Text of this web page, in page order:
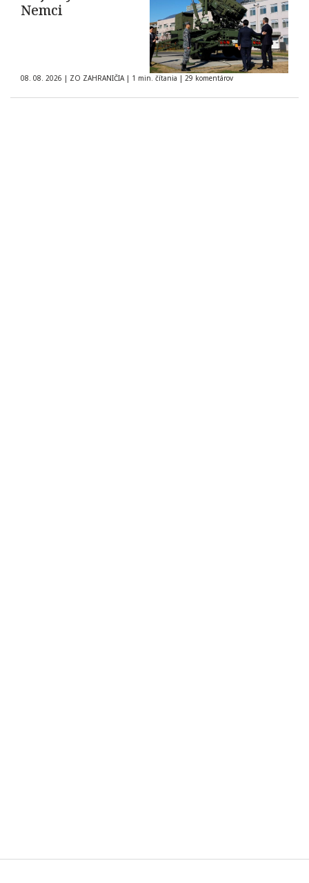
Nemci
08. 08. 2026 | ZO ZAHRANIČIA | 1 min. čítania | 29 komentárov